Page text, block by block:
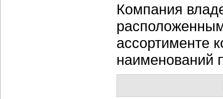
Компания
ассортименте
наименований